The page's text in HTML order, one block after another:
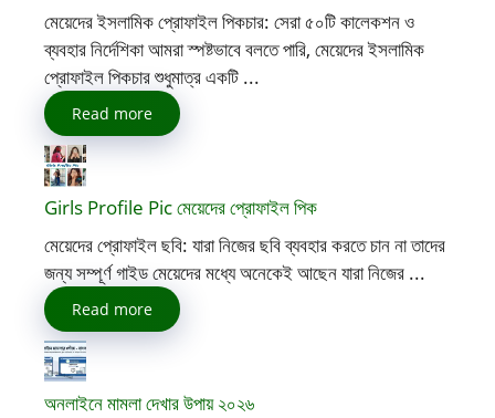
মেয়েদের ইসলামিক প্রোফাইল পিকচার: সেরা ৫০টি কালেকশন ও
ব্যবহার নির্দেশিকা আমরা স্পষ্টভাবে বলতে পারি, মেয়েদের ইসলামিক
প্রোফাইল পিকচার শুধুমাত্র একটি ...
Read more
Girls Profile Pic মেয়েদের প্রোফাইল পিক
মেয়েদের প্রোফাইল ছবি: যারা নিজের ছবি ব্যবহার করতে চান না তাদের
জন্য সম্পূর্ণ গাইড মেয়েদের মধ্যে অনেকেই আছেন যারা নিজের ...
Read more
অনলাইনে মামলা দেখার উপায় ২০২৬